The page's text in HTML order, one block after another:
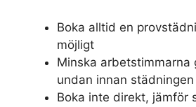
Boka alltid en
möjligt
Minska arbetstimmarna
undan innan städningen
Boka inte direkt, jämför